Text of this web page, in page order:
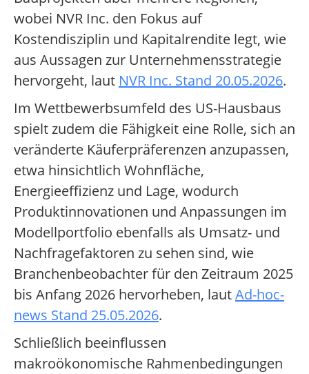
wobei NVR Inc. den Fokus auf
Kostendisziplin und Kapitalrendite legt, wie
aus Aussagen zur Unternehmensstrategie
hervorgeht, laut NVR Inc. Stand 20.05.2026.
Im Wettbewerbsumfeld des US-Hausbaus
spielt zudem die Fähigkeit eine Rolle, sich an
veränderte Käuferpräferenzen anzupassen,
etwa hinsichtlich Wohnfläche,
Energieeffizienz und Lage, wodurch
Produktinnovationen und Anpassungen im
Modellportfolio ebenfalls als Umsatz- und
Nachfragefaktoren zu sehen sind, wie
Branchenbeobachter für den Zeitraum 2025
bis Anfang 2026 hervorheben, lautAd-hoc-
news Stand 25.05.2026.
Schließlich beeinflussen
makroökonomische Rahmenbedingungen